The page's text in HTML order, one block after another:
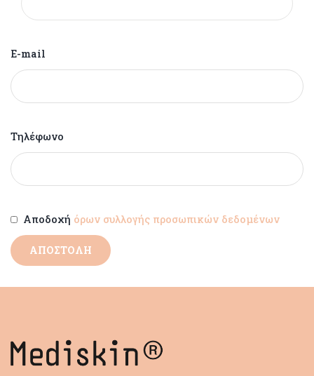
E-mail
Τηλέφωνο
Αποδοχή όρων συλλογής προσωπικών δεδομένων